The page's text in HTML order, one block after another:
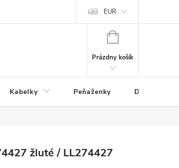
Podmienky ochrany osobných údajov
EUR
NÁKUPNÝ
Prázdny košík
Kabelky Peňaženky Drogéria
žluté / LL274427